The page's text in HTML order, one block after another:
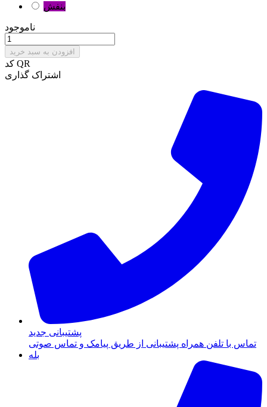
بنفش
ناموجود
افزودن به سبد خرید
کد QR
اشتراک گذاری
پشتیبانی جدید
تماس با تلفن همراه پشتیبانی از طریق پیامک و تماس صوتی
بله